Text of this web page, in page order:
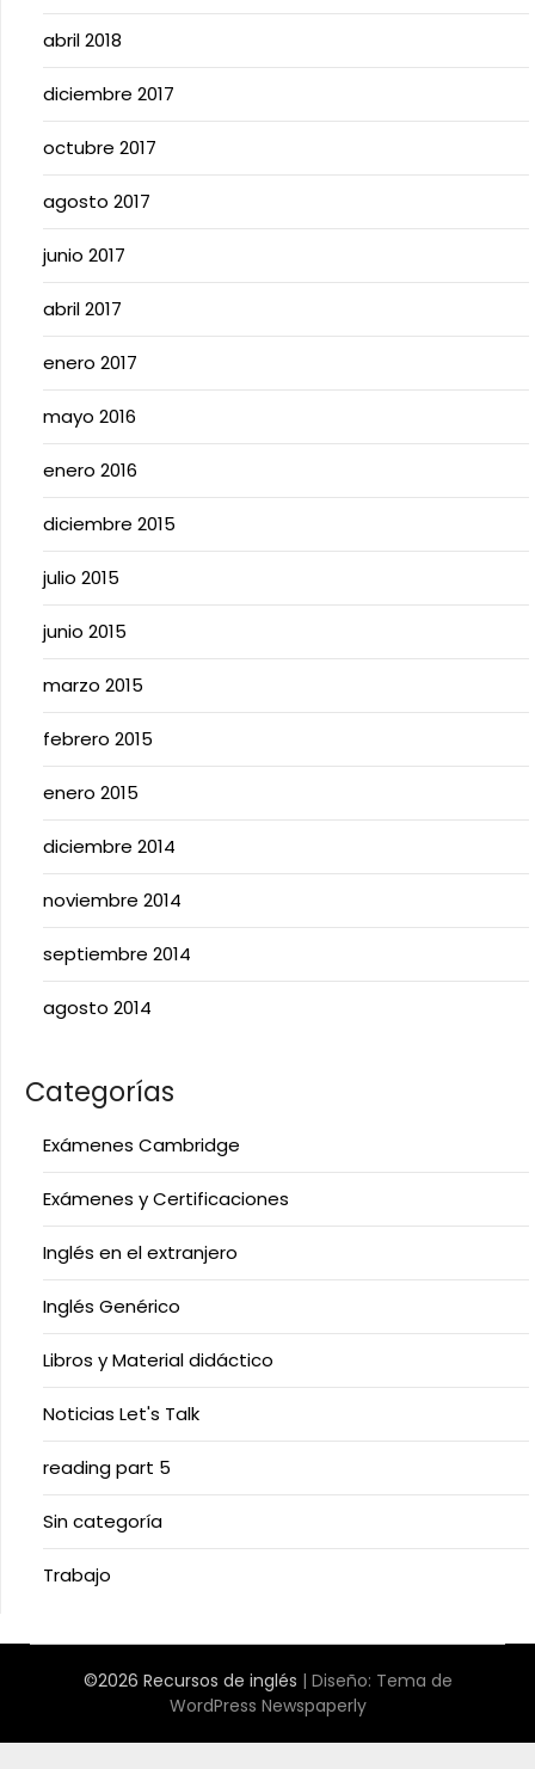
abril 2018
diciembre 2017
octubre 2017
agosto 2017
junio 2017
abril 2017
enero 2017
mayo 2016
enero 2016
diciembre 2015
julio 2015
junio 2015
marzo 2015
febrero 2015
enero 2015
diciembre 2014
noviembre 2014
septiembre 2014
agosto 2014
Categorías
Exámenes Cambridge
Exámenes y Certificaciones
Inglés en el extranjero
Inglés Genérico
Libros y Material didáctico
Noticias Let's Talk
reading part 5
Sin categoría
Trabajo
©2026 Recursos de inglés | Diseño: Tema de
WordPress Newspaperly